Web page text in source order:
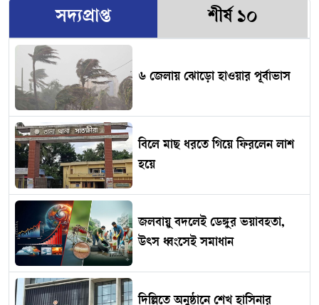
সদ্যপ্রাপ্ত শীর্ষ ১০
৬ জেলায় ঝোড়ো হাওয়ার পূর্বাভাস
বিলে মাছ ধরতে গিয়ে ফিরলেন লাশ
হয়ে
জলবায়ু বদলেই ডেঙ্গুর ভয়াবহতা,
উৎস ধ্বংসেই সমাধান
দিল্লিতে অনুষ্ঠানে শেখ হাসিনার